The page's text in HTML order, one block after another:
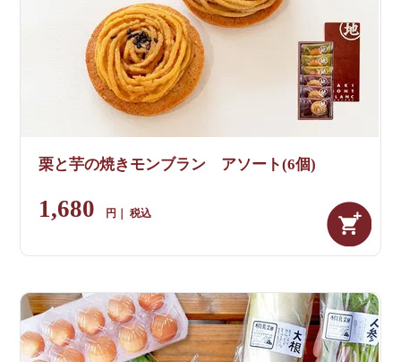
栗と芋の焼きモンブラン アソート(6個)
1,680 税込